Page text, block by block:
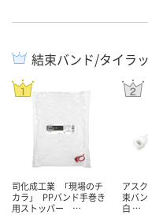
結束バンド/タイラ
司化成工業 「現場のチ
カラ」 PPバンド手巻き
用ストッパー …
アス
束バ
白 …